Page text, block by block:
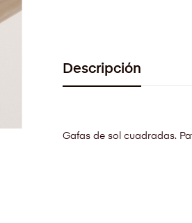
Descripción
Gafas de sol cuadradas.